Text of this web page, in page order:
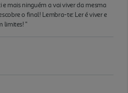
mais ninguém a vai viver da mesma
o final! Lembra-te: Ler é viver e
limites! "